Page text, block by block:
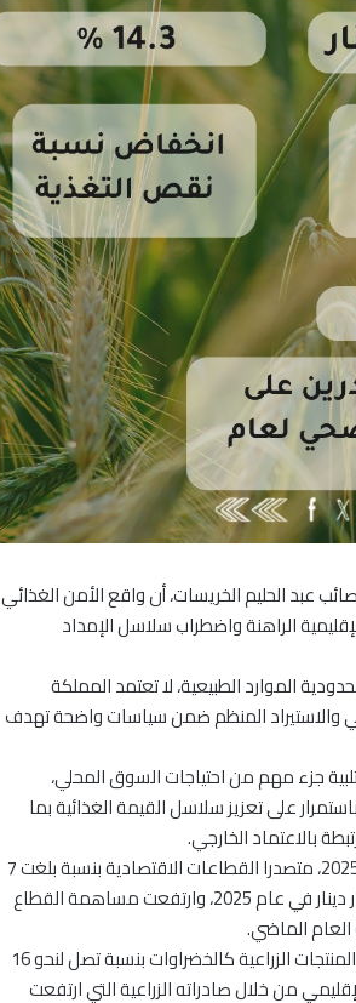
عبد الحليم الخريسات، أن واقع الأمن الغذائي
الراهنة واضطراب سلاسل الإمداد
الموارد الطبيعية، لا تعتمد المملكة
والاستيراد المنظم ضمن سياسات واضحة تهدف
جزء مهم من احتياجات السوق المحلي،
على تعزيز سلاسل القيمة الغذائية بما
بالاعتماد الخارجي.
ولفت الى أن قطاع الزراعة حقق أعلى نسبة نمو خلال الربع الرابع من عام 2025، متصدرا القطاعات الاقتصادية بنسبة بلغت 7
بالمئة، كما بلغت قيمة الناتج المحلي الزراعي بالأسعار الثابتة نحو 2.26 مليار دينار في عام 2025، وارتفعت مساهمة القطاع
وأكد الخريسات، أن القطاع الزراعي حقق اكتفاء ذاتيا محليا بالنسبة لبعض المنتجات الزراعية كالخضراوات بنسبة تصل لنحو 16
من خلال صادراته الزراعية التي ارتفعت